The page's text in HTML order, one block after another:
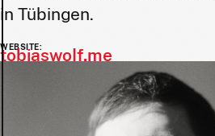
in Tübingen.
WEBSITE:
tobiaswolf.me